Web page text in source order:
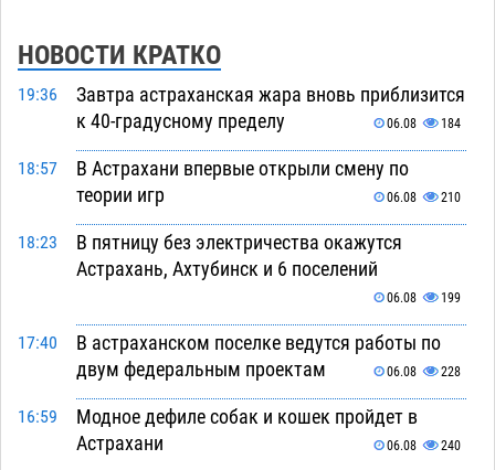
НОВОСТИ КРАТКО
19:36
Завтра астраханская жара вновь приблизится
к 40-градусному пределу
06.08 184
18:57
В Астрахани впервые открыли смену по
теории игр
06.08 210
18:23
В пятницу без электричества окажутся
Астрахань, Ахтубинск и 6 поселений
06.08 199
17:40
В астраханском поселке ведутся работы по
двум федеральным проектам
06.08 228
16:59
Модное дефиле собак и кошек пройдет в
Астрахани
06.08 240